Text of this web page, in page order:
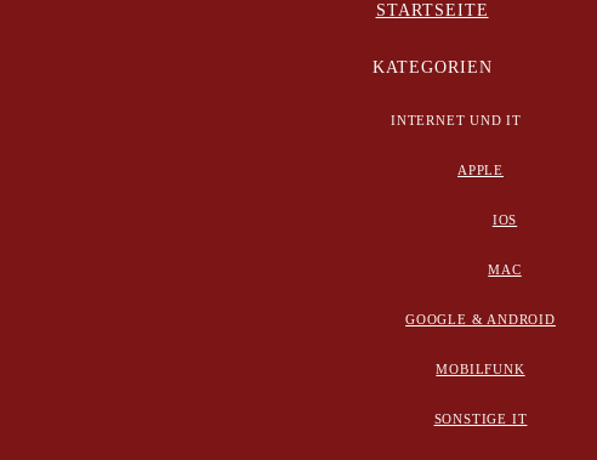
STARTSEITE
KATEGORIEN
INTERNET UND IT
APPLE
IOS
MAC
GOOGLE & ANDROID
MOBILFUNK
SONSTIGE IT